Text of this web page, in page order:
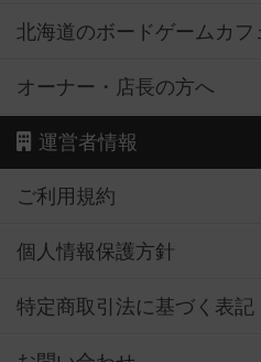
北海道のボードゲームカフ
オーナー・店長の方へ
運営者情報
ご利用規約
個人情報保護方針
特定商取引法に基づく表記